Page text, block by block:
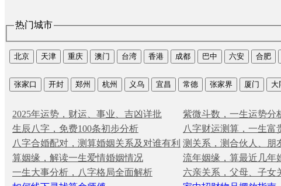
热门城市
北京 天津 重庆 澳门 台湾 香港 成都 巴中 六安 合肥
张家口 开封 郑州 杭州 义乌 宜昌 常德 张家界 厦门 大
2025年运势，财运、事业、吉凶详批
紫微斗数，一生运势分
生辰八字，免费100条初步分析
八字财运测算，一生富
八字合婚配对，测算婚姻关系及对谁有利 测关系，测合伙人、朋
算姻缘，解读一生爱情婚姻情况
流年姻缘，算最近几年
一生大事分析，八字格局全面解析
六亲关系，父母、子女